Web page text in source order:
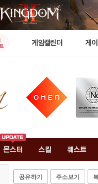
게임캘린더 게
몬스터 스킬 퀘스트
공유하기 주소보기